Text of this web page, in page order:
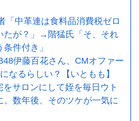
「中革連は食料品消費税ゼロ
たが？」→階猛氏「そ、それ
件付き」
伊藤百花さん、CMオファー
なるらしい？【いともも】
をサロンにして姪を毎日ウト
。数年後、そのツケが一気に